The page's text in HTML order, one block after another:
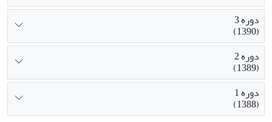
دوره 3
(1390)
دوره 2
(1389)
دوره 1
(1388)